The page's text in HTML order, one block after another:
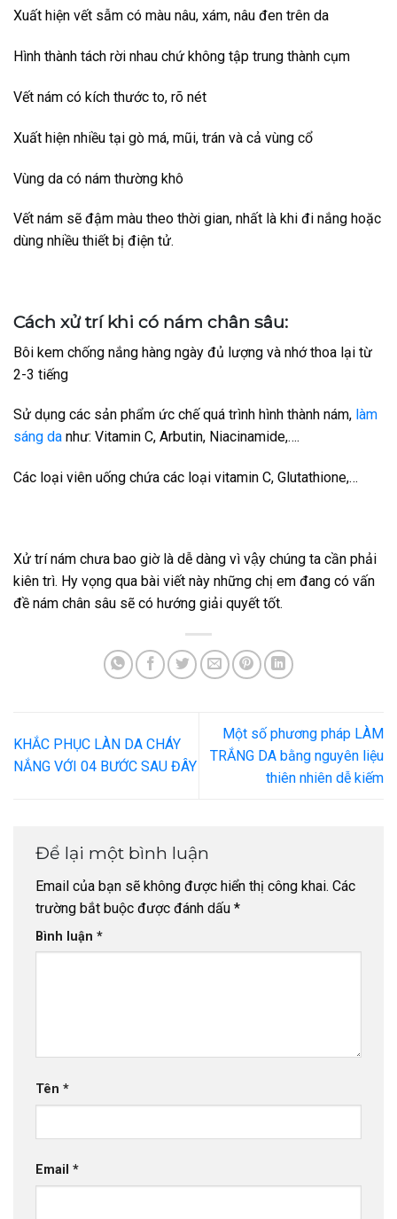
Xuất hiện vết sẫm có màu nâu, xám, nâu đen trên da
Hình thành tách rời nhau chứ không tập trung thành cụm
Vết nám có kích thước to, rõ nét
Xuất hiện nhiều tại gò má, mũi, trán và cả vùng cổ
Vùng da có nám thường khô
Vết nám sẽ đậm màu theo thời gian, nhất là khi đi nắng hoặc
dùng nhiều thiết bị điện tử.
Cách xử trí khi có nám chân sâu:
Bôi kem chống nắng hàng ngày đủ lượng và nhớ thoa lại từ
2-3 tiếng
Sử dụng các sản phẩm ức chế quá trình hình thành nám, làm
sáng da như: Vitamin C, Arbutin, Niacinamide,….
Các loại viên uống chứa các loại vitamin C, Glutathione,…
Xử trí nám chưa bao giờ là dễ dàng vì vậy chúng ta cần phải
kiên trì. Hy vọng qua bài viết này những chị em đang có vấn
đề nám chân sâu sẽ có hướng giải quyết tốt.
KHẮC PHỤC LÀN DA CHÁY
NẮNG VỚI 04 BƯỚC SAU ĐÂY
Một số phương pháp LÀM
TRẮNG DA bằng nguyên liệu
thiên nhiên dễ kiếm
Để lại một bình luận
Email của bạn sẽ không được hiển thị công khai. Các
trường bắt buộc được đánh dấu *
Bình luận *
Tên *
Email *